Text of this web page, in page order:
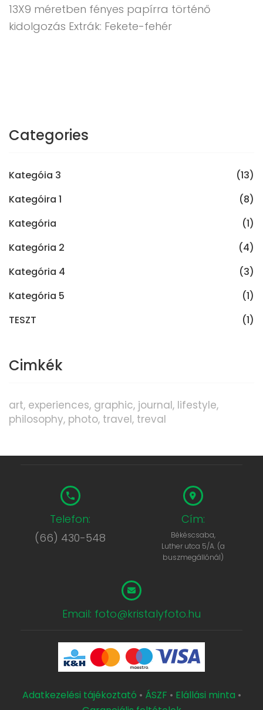
13X9 méretben fényes papírra történő
kidolgozás Extrák: Fekete-fehér
Categories
Kategóia 3
(13)
Kategóira 1
(8)
Kategória
(1)
Kategória 2
(4)
Kategória 4
(3)
Kategória 5
(1)
TESZT
(1)
Cimkék
art experiences graphic journal lifestyle
philosophy photo travel treval
Telefon:
(66) 430-548
Cím:
Békéscsaba,
Luther utca 5/A. (a
buszmegállónál)
Email: foto@kristalyfoto.hu
Adatkezelési tájékoztató • ÁSZF • Elállási minta •